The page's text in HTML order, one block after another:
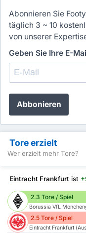
Abonnieren Sie
täglich 3 ~ 10
von unserer
Geben Sie Ihre E-
Abbonieren
Tore erzielt
Wer erzielt mehr Tore?
Eintracht Frankfurt ist
2.3 Tore / Spiel
Borussia VfL
2.5 Tore / Spiel
Eintracht Frankfurt